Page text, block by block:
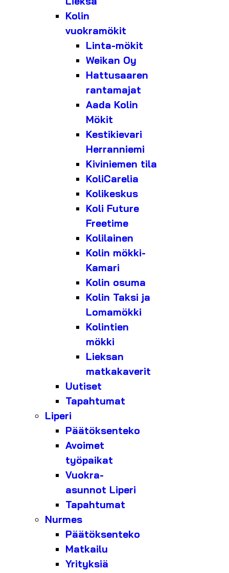
Kolin
vuokramökit
Linta-mökit
Weikan Oy
Hattusaaren
rantamajat
Aada Kolin
Mökit
Kestikievari
Herranniemi
Kiviniemen tila
KoliCarelia
Kolikeskus
Koli Future
Freetime
Kolilainen
Kolin mökki-
Kamari
Kolin osuma
Kolin Taksi ja
Lomamökki
Kolintien
mökki
Lieksan
matkakaverit
Uutiset
Tapahtumat
Liperi
Päätöksenteko
Avoimet
työpaikat
Vuokra-
asunnot Liperi
Tapahtumat
Nurmes
Päätöksenteko
Matkailu
Yrityksiä